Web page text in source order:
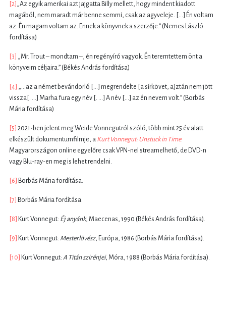
[2] „Az egyik amerikai azt jajgatta Billy mellett, hogy mindent kiadott
magából, nem maradt már benne semmi, csak az agyveleje. […] Én voltam
az. Én magam voltam az. Ennek a könyvnek a szerzője.” (Nemes László
fordítása)
[3] „Mr. Trout – mondtam –, én regényíró vagyok. Én teremtettem önt a
könyveim céljaira.” (Békés András fordítása)
[4] „…az a német bevándorló […] megrendelte [a sírkövet, a]ztán nem jött
vissza[. …] Marha fura egy név [. …] A név […] az én nevem volt.” (Borbás
Mária fordítása)
[5] 2021-ben jelent meg Weide Vonnegutról szóló, több mint 25 év alatt
elkészült dokumentumfilmje, a Kurt Vonnegut: Unstuck in Time.
Magyarországon online egyelőre csak VPN-nel streamelhető, de DVD-n
vagy Blu-ray-en meg is lehet rendelni.
[6] Borbás Mária fordítása.
[7] Borbás Mária fordítása.
[8] Kurt Vonnegut: Éj anyánk, Maecenas, 1990 (Békés András fordítása).
[9] Kurt Vonnegut: Mesterlövész, Európa, 1986 (Borbás Mária fordítása).
[10] Kurt Vonnegut: A Titán szirénjei, Móra, 1988 (Borbás Mária fordítása).